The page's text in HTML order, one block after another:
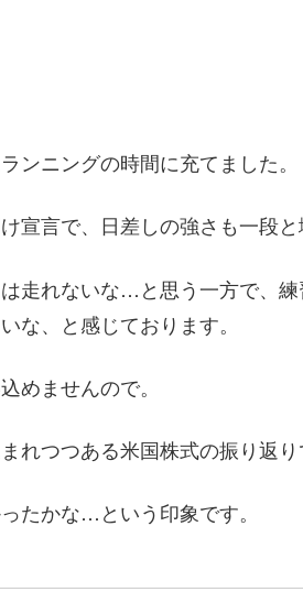
ンニングの時間に充てました。
宣言で、日差しの強さも一段と
走れないな…と思う一方で、
な、と感じております。
めませんので。
れつつある米国株式の振り返り
たかな…という印象です。